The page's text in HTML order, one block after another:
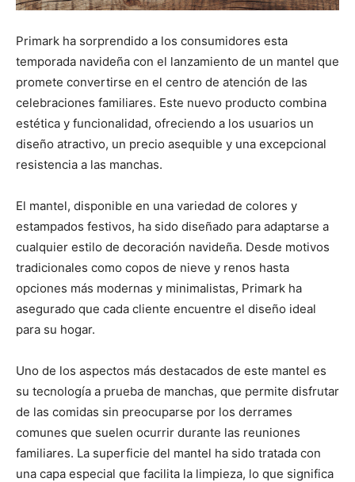
Primark ha sorprendido a los consumidores esta
temporada navideña con el lanzamiento de un mantel que
promete convertirse en el centro de atención de las
celebraciones familiares. Este nuevo producto combina
estética y funcionalidad, ofreciendo a los usuarios un
diseño atractivo, un precio asequible y una excepcional
resistencia a las manchas.
El mantel, disponible en una variedad de colores y
estampados festivos, ha sido diseñado para adaptarse a
cualquier estilo de decoración navideña. Desde motivos
tradicionales como copos de nieve y renos hasta
opciones más modernas y minimalistas, Primark ha
asegurado que cada cliente encuentre el diseño ideal
para su hogar.
Uno de los aspectos más destacados de este mantel es
su tecnología a prueba de manchas, que permite disfrutar
de las comidas sin preocuparse por los derrames
comunes que suelen ocurrir durante las reuniones
familiares. La superficie del mantel ha sido tratada con
una capa especial que facilita la limpieza, lo que significa